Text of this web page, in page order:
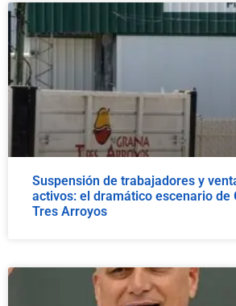
Suspensión de trabajadores y
activos: el dramático escenario de
Tres Arroyos